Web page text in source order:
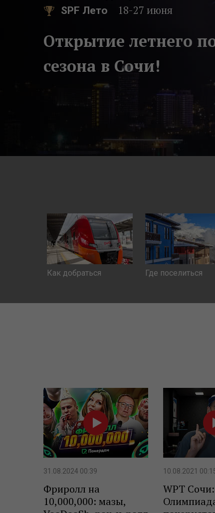
SPF Лето 18-27 июня
Открытие летнего
сезона в Сочи!
Как добраться Где поселиться
31.08.2024 00:39
Фриролл на
10,000,000: мазы,
10.08.2021
WPT Сочи: